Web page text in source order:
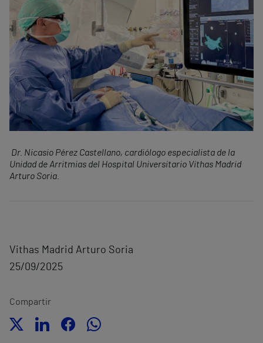
Dr. Nicasio Pérez Castellano, cardiólogo especialista de la
Unidad de Arritmias del Hospital Universitario Vithas Madrid
Arturo Soria.
Vithas Madrid Arturo Soria
25/09/2025
Compartir